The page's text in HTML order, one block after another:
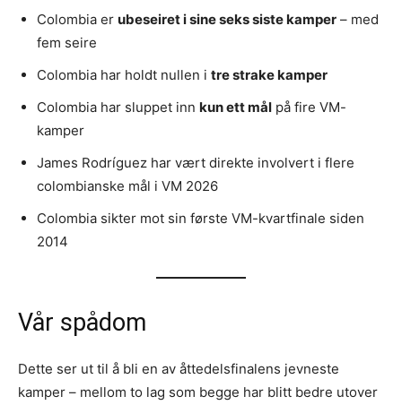
Colombia er ubeseiret i sine seks siste kamper – med
fem seire
Colombia har holdt nullen i tre strake kamper
Colombia har sluppet inn kun ett mål på fire VM-
kamper
James Rodríguez har vært direkte involvert i flere
colombianske mål i VM 2026
Colombia sikter mot sin første VM-kvartfinale siden
2014
Vår spådom
Dette ser ut til å bli en av åttedelsfinalens jevneste
kamper – mellom to lag som begge har blitt bedre utover